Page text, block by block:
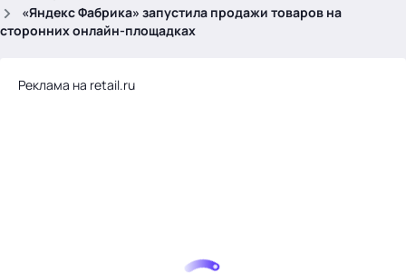
«Яндекс Фабрика» запустила продажи товаров на
сторонних онлайн-площадках
Реклама на retail.ru